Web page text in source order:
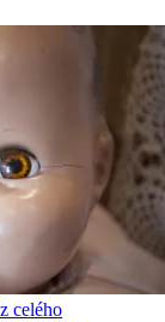
celého